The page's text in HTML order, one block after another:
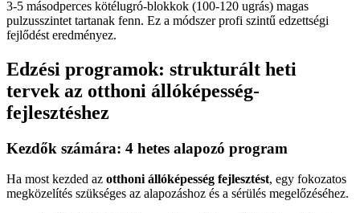
3-5 másodperces kötélugró-blokkok (100-120 ugrás) magas
pulzusszintet tartanak fenn. Ez a módszer profi szintű edzettségi
fejlődést eredményez.
Edzési programok: strukturált heti
tervek az otthoni állóképesség-
fejlesztéshez
Kezdők számára: 4 hetes alapozó program
Ha most kezded az otthoni állóképesség fejlesztést, egy fokozatos
megközelítés szükséges az alapozáshoz és a sérülés megelőzéséhez.